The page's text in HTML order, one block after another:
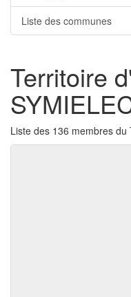
Liste des communes
Territoire
Liste des 136 membres du